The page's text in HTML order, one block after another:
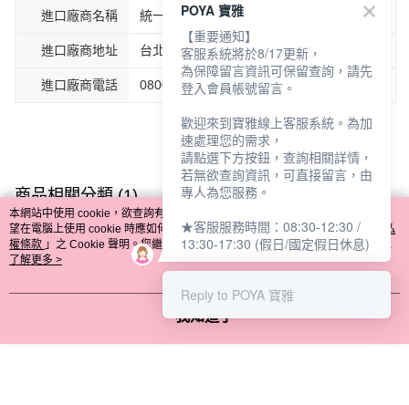
進口廠商名稱 統一藥品股份有限公司
進口廠商地址 台北市松山區東興路8號7樓
進口廠商電話 0800-000-070 (週一至週日9：00-18：00)
商品相關分類 (1)
時尚彩妝 臉部彩妝 粉餅/氣墊粉餅/蜜粉/蜜粉餅
評價
喜歡這個商品嗎？購買後給他一個好評吧
本網站中使用 cookie，欲查詢有關本網站使用 cookie 方式之詳情，及若您不希
望在電腦上使用 cookie 時應如何變更電腦的 cookie 設定，請參閱本網站「
隱私
權條款 」之 Cookie 聲明。您繼續使用本網站即表示您同意本公司得按本網站使
用條款之 Cookie 聲明使用 cookie。
了解更多 >
我知道了
POYA 寶雅
【重要通知】
客服系統將於8/17更新，
為保障留言資訊可保留查詢，請先
登入會員帳號留言。
歡迎來到寶雅線上客服系統。為加
速處理您的需求，
請點選下方按鈕，查詢相關詳情，
若無欲查詢資訊，可直接留言，由
專人為您服務。
★客服服務時間：08:30-12:30 /
13:30-17:30 (假日/國定假日休息)
Reply to POYA 寶雅